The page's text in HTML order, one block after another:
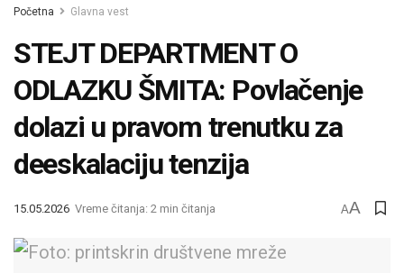
Početna Glavna vest
STEJT DEPARTMENT O
ODLAZKU ŠMITA: Povlačenje
dolazi u pravom trenutku za
deeskalaciju tenzija
15.05.2026 Vreme čitanja: 2 min čitanja AA